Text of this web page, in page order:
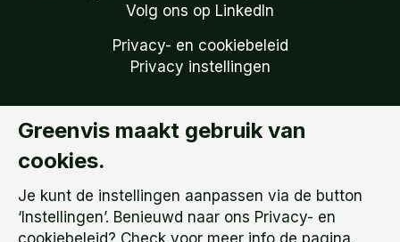
Volg ons op LinkedIn
Privacy- en cookiebeleid
Privacy instellingen
Copyright © 2026Greenvis | KVK: 51738759 –
BTW Nummer: NL 850.149.095.B01 |
Greenvis maakt gebruik van
cookies.
Je kunt de instellingen aanpassen via de button
‘Instellingen’. Benieuwd naar ons Privacy- en
cookiebeleid? Check voor meer info de pagina.